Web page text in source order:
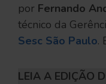
por Fernando
técnico da
Sesc São Paulo.
LEIA A EDIÇÃO